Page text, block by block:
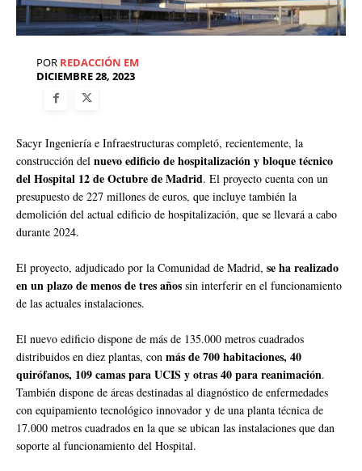
POR REDACCIÓN EM
DICIEMBRE 28, 2023
Sacyr Ingeniería e Infraestructuras completó, recientemente, la
construcción del nuevo edificio de hospitalización y bloque técnico
del Hospital 12 de Octubre de Madrid. El proyecto cuenta con un
presupuesto de 227 millones de euros, que incluye también la
demolición del actual edificio de hospitalización, que se llevará a cabo
durante 2024.
El proyecto, adjudicado por la Comunidad de Madrid, se ha realizado
en un plazo de menos de tres años sin interferir en el funcionamiento
de las actuales instalaciones.
El nuevo edificio dispone de más de 135.000 metros cuadrados
distribuidos en diez plantas, con más de 700 habitaciones, 40
quirófanos, 109 camas para UCIS y otras 40 para reanimación.
También dispone de áreas destinadas al diagnóstico de enfermedades
con equipamiento tecnológico innovador y de una planta técnica de
17.000 metros cuadrados en la que se ubican las instalaciones que dan
soporte al funcionamiento del Hospital.